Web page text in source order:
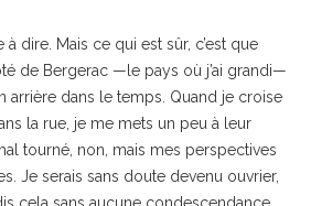
à dire. Mais ce qui est sûr, c’est que
de Bergerac —le pays où j’ai grandi—
arrière dans le temps. Quand je croise
la rue, je me mets un peu à leur
tourné, non, mais mes perspectives
Je serais sans doute devenu ouvrier,